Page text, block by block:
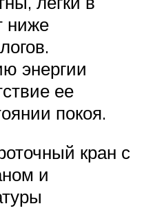
ниже
энергии
ее
покоя.
кран с
и